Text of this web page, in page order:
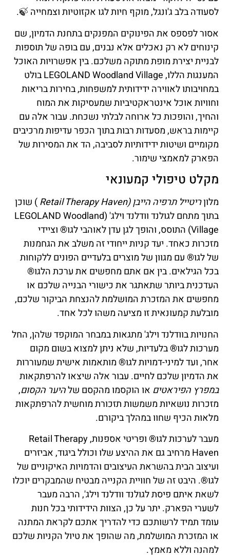
לסעודה בלב ג'ונגל, מוקף חיות לגו אקזוטיות וצמחייה 🍃.
אסור לפספס את הפינוקים המפנקים בתחנת הדמיון, שם
קינוחים לא רק נאכלים אלא נבנים, עם בופה של תוספות
לבניית יצירת מופת מתוקה משלכם. בין אפשרויות האוכל
המענגות הללו, LEGOLAND Woodland Village בולט
במחויבותו לאווירה ידידותית למשפחות, בחירות בריאות
וחוויות אוכל אינטראקטיביות שמעסיקות את המוח
והחיך, והופכות כל ארוחה לבלתי נשכחת. עבור אלה עם
קיימות בראש, מסעדות רבות בתוך הכפר עדיפות מרכיבים
מקומיים ושיטות ידידותיות לסביבה, הד את המסירות של
הפארק למאמצי שימור.
מקלט טיפולי קמעונאי
מלוןריטייל תרפיה הייבן (Retail Therapy Haven
) שוכן
בתוך מתחם לגולנד וודלנד וילג' (LEGOLAND Woodland
Village) התוסס, והופך לגן עדן לאוהבי לגו® וציידי
מזכרות כאחד. יעד קניות ייחודי זה משלב את הגחמנות
של לגו® עם מגוון של מוצרים בלעדיים הפונים ללקוחות
בכל הגילאים. בין אם אתם מחפשים את ערכת הלגו®
העדכנית ביותר שתאתגר את כישורי הבנייה שלכם או
מחפשים את המזכרת המושלמת להנצחת הביקור שלכם,
מובלעת קמעונאית זו מציעה משהו לכל אחד.
החנויות בוודלנד וילג' מתגאות במבחר המוקפד שלהן, החל
מערכות לגו® בלעדיות, שלא ניתן למצוא בשום מקום
אחר, ועד למיני-דמויות לגו® מותאמות אישית שמעוררות
את הדמיון שלכם לחיים. עבור אלה שיצאו להרפתקאות
במפרץ הפיראטים או הוקסמו מהקסם שלהיער הקסום,
מזכרות נושאיות משמשות תזכורת מוחשית להרפתקאות
מלאות הכיף שחוו במהלך ביקורם.
מעבר לערכות לגו® ופריטי אספנות, Retail Therapy
Haven מרחיב גם את ההיצע שלו וכולל ביגוד, אביזרים
ועיצוב הבית בהשראת העיצובים והדמויות האיקוניים של
לגו®. היבט זה של חוויית הקנייה מבטיח שהמבקרים יוכלו
לשאת איתם פיסת לגולנד וודלנד וילג', הרבה מעבר
לשערי הפארק. יתר על כן, הצוות הידידותי בכל חנות
עומד תמיד לרשותכם כדי להדריך אתכם לקראת המתנה
או המזכרת המושלמת, מה שהופך את טיול הקניות שלכם
למהנה וללא מאמץ.